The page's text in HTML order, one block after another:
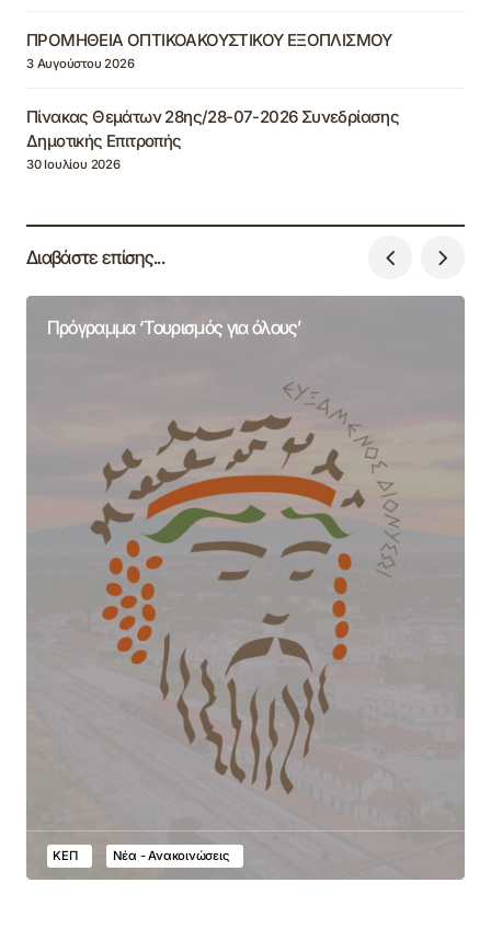
ΠΡΟΜΗΘΕΙΑ ΟΠΤΙΚΟΑΚΟΥΣΤΙΚΟΥ ΕΞΟΠΛΙΣΜΟΥ
3 Αυγούστου 2026
Πίνακας Θεμάτων 28ης/28-07-2026 Συνεδρίασης
Δημοτικής Επιτροπής
30 Ιουλίου 2026
Διαβάστε επίσης...
Πρόγραμμα ‘Τουρισμός για όλους’
ΚΕΠ Νέα - Ανακοινώσεις